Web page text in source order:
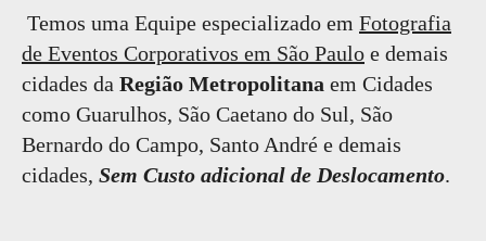
Temos uma Equipe especializado em Fotografia
de Eventos Corporativos em São Paulo e demais
cidades da Região Metropolitana em Cidades
como Guarulhos, São Caetano do Sul, São
Bernardo do Campo, Santo André e demais
cidades, Sem Custo adicional de Deslocamento.